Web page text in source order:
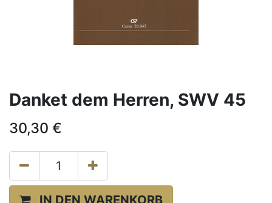
Danket dem Herren, SWV 45
30,30 €
IN DEN WARENKORB